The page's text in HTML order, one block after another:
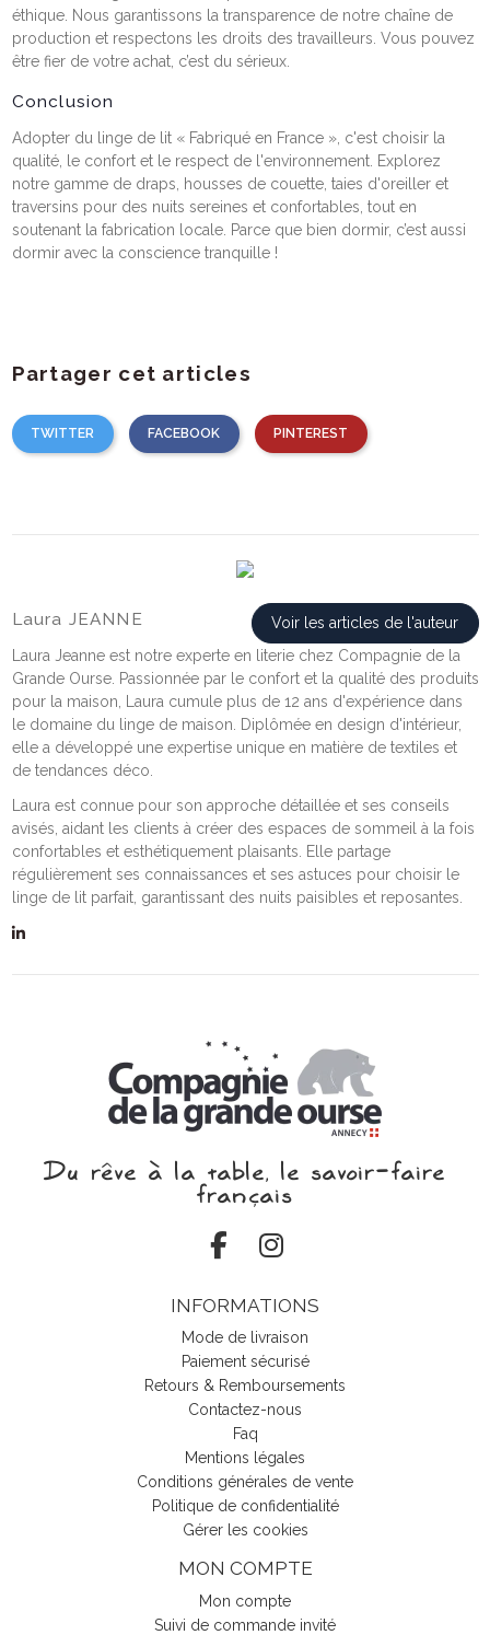
éthique. Nous garantissons la transparence de notre chaîne de
production et respectons les droits des travailleurs. Vous pouvez
être fier de votre achat, c’est du sérieux.
Conclusion
Adopter du linge de lit « Fabriqué en France », c'est choisir la
qualité, le confort et le respect de l'environnement. Explorez
notre gamme de draps, housses de couette, taies d'oreiller et
traversins pour des nuits sereines et confortables, tout en
soutenant la fabrication locale. Parce que bien dormir, c’est aussi
dormir avec la conscience tranquille !
Partager cet articles
TWITTER FACEBOOK PINTEREST
Voir les articles de l'auteur
Laura JEANNE
Laura Jeanne est notre experte en literie chez Compagnie de la
Grande Ourse. Passionnée par le confort et la qualité des produits
pour la maison, Laura cumule plus de 12 ans d'expérience dans
le domaine du linge de maison. Diplômée en design d'intérieur,
elle a développé une expertise unique en matière de textiles et
de tendances déco.
Laura est connue pour son approche détaillée et ses conseils
avisés, aidant les clients à créer des espaces de sommeil à la fois
confortables et esthétiquement plaisants. Elle partage
régulièrement ses connaissances et ses astuces pour choisir le
linge de lit parfait, garantissant des nuits paisibles et reposantes.
Du rêve à la table, le savoir‑faire
français
INFORMATIONS
Mode de livraison
Paiement sécurisé
Retours & Remboursements
Contactez-nous
Faq
Mentions légales
Conditions générales de vente
Politique de confidentialité
Gérer les cookies
MON COMPTE
Mon compte
Suivi de commande invité